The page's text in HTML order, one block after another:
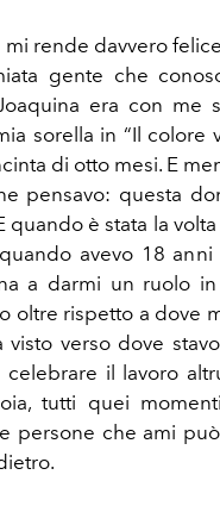
mi rende davvero
gente che
era con me
sorella in “Il colore
di otto mesi. E
pensavo: questa
quando è stata la
avevo 18
a darmi un ruolo in
oltre rispetto a dove
visto verso dove
celebrare il lavoro
tutti quei
persone che ami